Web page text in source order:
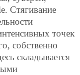
Стягивание
точек
собственно
складывается